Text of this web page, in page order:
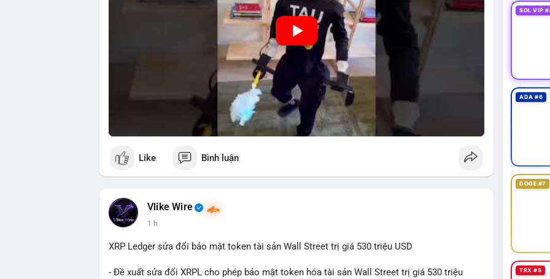
Like Bình luận
Vlike Wire
1 h
XRP Ledger sửa đổi bảo mật token tài sản Wall Street trị giá 530 triệu USD
- Đề xuất sửa đổi XRPL cho phép bảo mật token hóa tài sản Wall Street trị giá 530 triệu
SOL VIP
ADA #6
DOGE #7
TRX #8